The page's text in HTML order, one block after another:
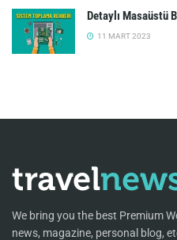
Detaylı Masaüstü
11 MART 2023
We bring you the best Premium
news, magazine, personal blog,